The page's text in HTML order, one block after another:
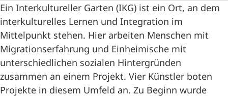
Ein Interkultureller Garten (IKG) ist ein Ort, an dem
interkulturelles Lernen und Integration im
Mittelpunkt stehen. Hier arbeiten Menschen mit
Migrationserfahrung und Einheimische mit
unterschiedlichen sozialen Hintergründen
zusammen an einem Projekt. Vier Künstler boten
Projekte in diesem Umfeld an. Zu Beginn wurde